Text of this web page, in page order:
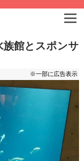
族館とスポンサ
※一部に広告表示